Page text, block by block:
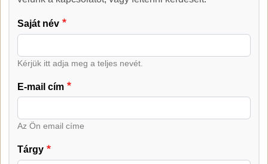
Saját név
Kérjük itt adja meg a teljes nevét.
E-mail cím
Az Ön email címe
Tárgy